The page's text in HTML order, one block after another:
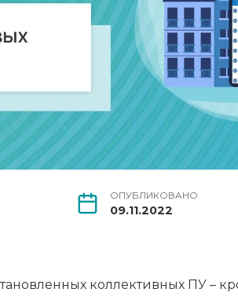
ОПУБЛИКОВАНО
09.11.2022
коллективных ПУ –